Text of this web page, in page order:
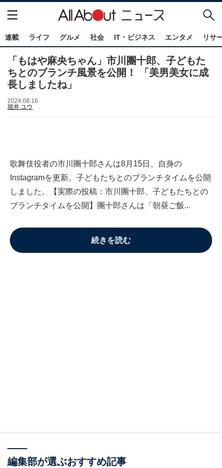
連載 ライフ グルメ 社会 IT・ビジネス エンタメ リサ
「もはや麻央ちゃん」市川團十郎、子どもた
ちとのブランチ風景を公開！ 「美男美女に成
長しましたね」
2024.08.16
堀井 ユウ
歌舞伎役者の市川團十郎さんは8月15日、自身の
Instagramを更新。子どもたちとのブランチタイムを公開
しました。【実際の投稿：市川團十郎、子どもたちとの
ブランチタイムを公開】團十郎さんは「朝昼ご飯...
続きを読む
編集部が選ぶおすすめ記事